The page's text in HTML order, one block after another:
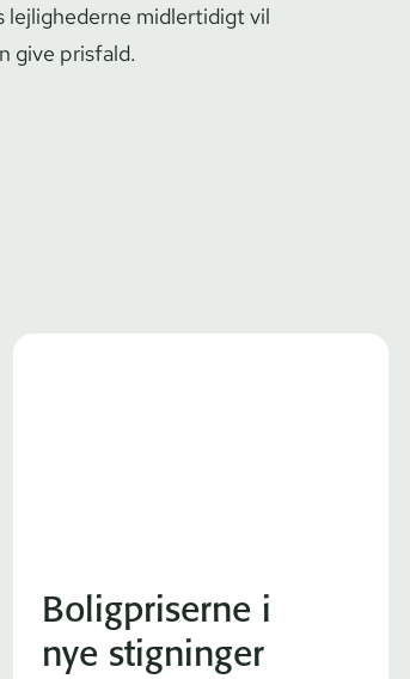
midlertidigt vil
give prisfald.
Boligpriserne i
nye stigninger